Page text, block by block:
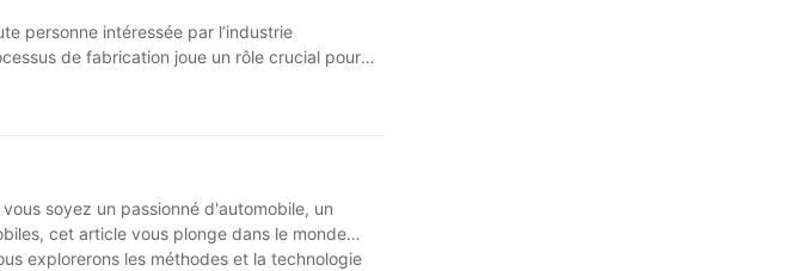
personne intéressée par l’industrie
de fabrication joue un rôle crucial pour
métal, des subtilités du moulage par
jour. À mesure que la technologie continue
de pièces automobiles dans les
soyez un passionné d'automobile, un
cet article vous plonge dans le monde
explorerons les méthodes et la technologie